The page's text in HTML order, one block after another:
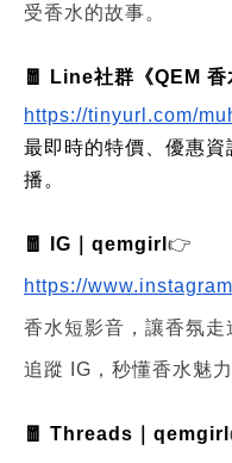
受香水的故事。
🧧 Line社群《QEM 香
https://tinyurl.com/
最即時的特價、優惠
播。
🧧 IG｜qemgirl 👉
https://
香水短影音，讓香氛走
追蹤 IG，秒懂香水魅力
🧧 Threads｜qemgirl